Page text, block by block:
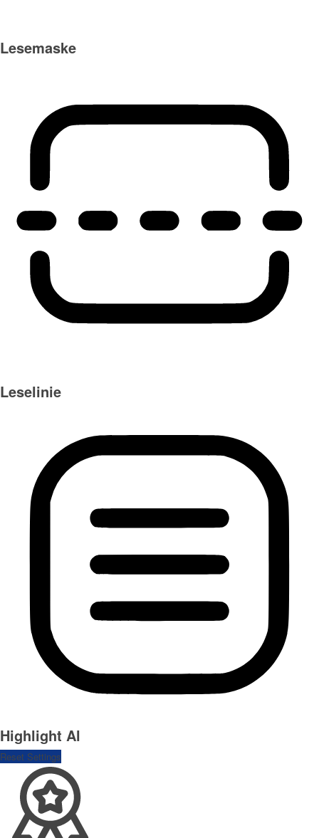
Lesemaske
Leselinie
Highlight Al
Reset Settings